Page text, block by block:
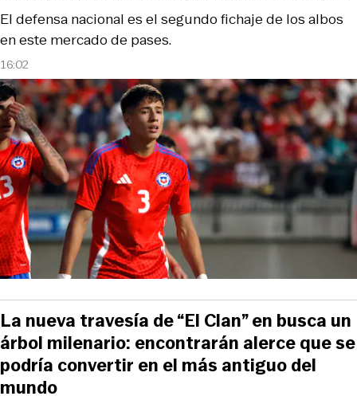
16:02
El defensa nacional es el segundo fichaje de los albos
en este mercado de pases.
La nueva travesía de “El Clan” en busca un
árbol milenario: encontrarán alerce que se
podría convertir en el más antiguo del
mundo